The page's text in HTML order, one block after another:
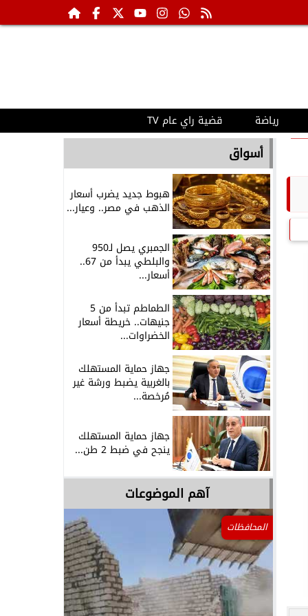
رياضة قضية راي عام TV
أسواق
هبوط جديد يضرب أسعار
الذهب في مصر.. وعيار...
الجمبري يصل لـ950
والبلطي يبدأ من 67..
أسعار...
الطماطم تبدأ من 5
جنيهات.. خريطة أسعار
الخضراوات...
جهاز حماية المستهلك
بالغربية يضبط ورشة غير
مُرخصة...
جهاز حماية المستهلك
ينجح في ضبط 2 طن...
آهم الموضوعات
المحافظات